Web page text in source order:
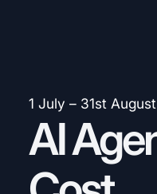
1 July – 31st
AI